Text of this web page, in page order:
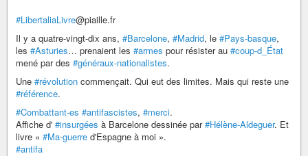
#LibertaliaLivre@piaille.fr
Il y a quatre-vingt-dix ans, #Barcelone, #Madrid, le #Pays-basque,
les #Asturies… prenaient les #armes pour résister au #coup-d_État
mené par des #généraux-nationalistes.
Une #révolution commençait. Qui eut des limites. Mais qui reste une
#référence.
#Combattant-es #antifascistes, #merci.
Affiche d' #insurgées à Barcelone dessinée par#Hélène-Aldeguer. Et
livre « #Ma-guerre d'Espagne à moi ».
#antifa